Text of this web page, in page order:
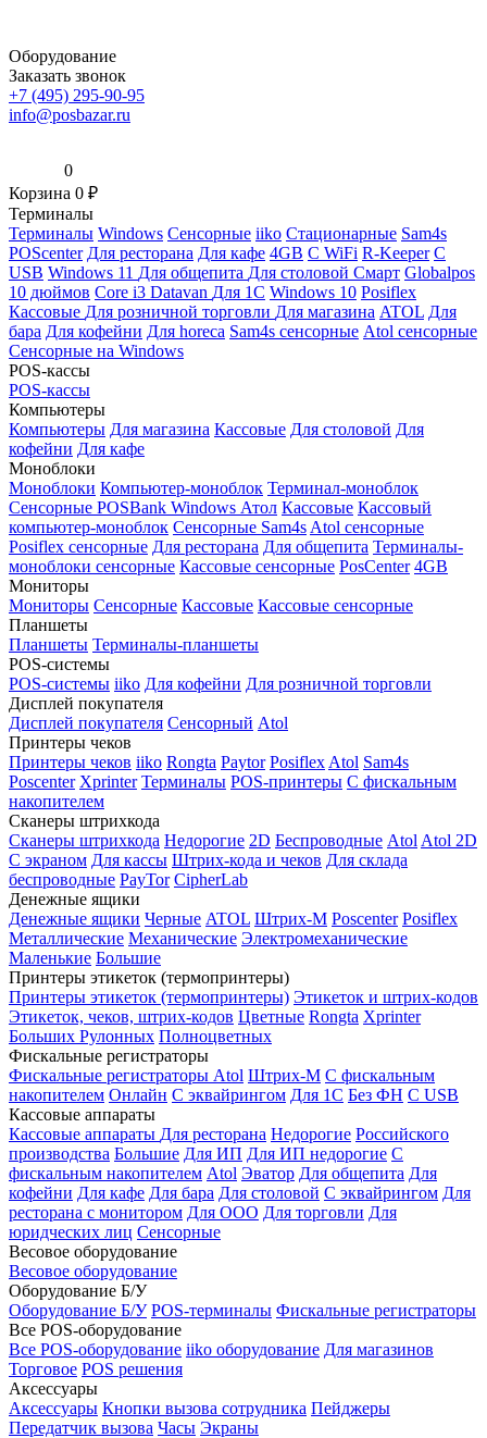
Оборудование
Заказать звонок
+7 (495) 295-90-95
info@posbazar.ru
0
Корзина 0 ₽
Терминалы
Терминалы Windows Сенсорные iiko Стационарные Sam4s
POScenter Для ресторана Для кафе 4GB С WiFi R-Keeper С
USB Windows 11 Для общепита Для столовой Смарт Globalpos
10 дюймов Core i3 Datavan Для 1С Windows 10 Posiflex
Кассовые Для розничной торговли Для магазина ATOL Для
бара Для кофейни Для horeca Sam4s сенсорные Atol сенсорные
Сенсорные на Windows
POS-кассы
POS-кассы
Компьютеры
Компьютеры Для магазина Кассовые Для столовой Для
кофейни Для кафе
Моноблоки
Моноблоки Компьютер-моноблок Терминал-моноблок
Сенсорные POSBank Windows Атол Кассовые Кассовый
компьютер-моноблок Сенсорные Sam4s Atol сенсорные
Posiflex сенсорные Для ресторана Для общепита Терминалы-
моноблоки сенсорные Кассовые сенсорные PosCenter 4GB
Мониторы
Мониторы Сенсорные Кассовые Кассовые сенсорные
Планшеты
Планшеты Терминалы-планшеты
POS-системы
POS-системы iiko Для кофейни Для розничной торговли
Дисплей покупателя
Дисплей покупателя Сенсорный Atol
Принтеры чеков
Принтеры чеков iiko Rongta Paytor Posiflex Atol Sam4s
Poscenter Xprinter Терминалы POS-принтеры С фискальным
накопителем
Сканеры штрихкода
Сканеры штрихкода Недорогие 2D Беспроводные Atol Atol 2D
С экраном Для кассы Штрих-кода и чеков Для склада
беспроводные PayTor CipherLab
Денежные ящики
Денежные ящики Черные ATOL Штрих-М Poscenter Posiflex
Металлические Механические Электромеханические
Маленькие Большие
Принтеры этикеток (термопринтеры)
Принтеры этикеток (термопринтеры) Этикеток и штрих-кодов
Этикеток, чеков, штрих-кодов Цветные Rongta Xprinter
Больших Рулонных Полноцветных
Фискальные регистраторы
Фискальные регистраторы Atol Штрих-М С фискальным
накопителем Онлайн С эквайрингом Для 1С Без ФН С USB
Кассовые аппараты
Кассовые аппараты Для ресторана Недорогие Российского
производства Большие Для ИП Для ИП недорогие С
фискальным накопителем Atol Эватор Для общепита Для
кофейни Для кафе Для бара Для столовой С эквайрингом Для
ресторана с монитором Для ООО Для торговли Для
юридческих лиц Сенсорные
Весовое оборудование
Весовое оборудование
Оборудование Б/У
Оборудование Б/У POS-терминалы Фискальные регистраторы
Все POS-оборудование
Все POS-оборудование iiko оборудование Для магазинов
Торговое POS решения
Аксессуары
Аксессуары Кнопки вызова сотрудника Пейджеры
Передатчик вызова Часы Экраны